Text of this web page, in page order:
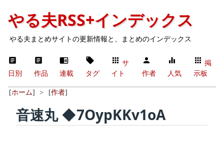
やる夫RSS+インデックス
やる夫まとめサイトの更新情報と、まとめのインデックス
日別 作品 連載 タグ
サ
イト
作者 人気
掲
示板
[ホーム] > [作者]
音速丸 ◆7OypKKv1oA